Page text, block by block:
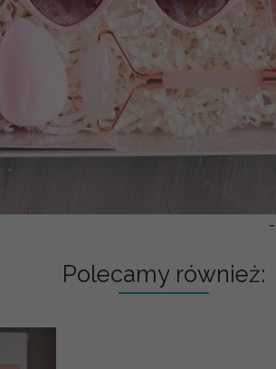
-
Polecamy również: